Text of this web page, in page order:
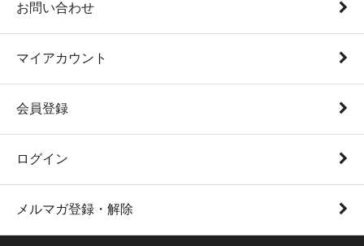
お問い合わせ
マイアカウント
会員登録
ログイン
メルマガ登録・解除